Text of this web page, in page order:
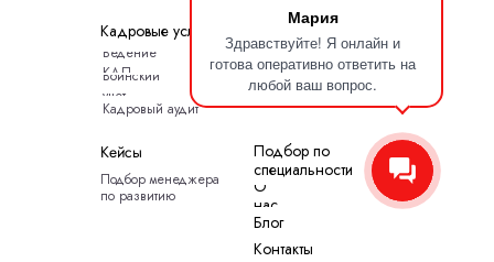
Мария
Здравствуйте! Я онлайн и
готова оперативно ответить на
любой ваш вопрос.
Услуги соискателям
Кейсы
Кадровые услуги
Воинский
учет
Кадровый аудит
Ведение
КДП
Соискателям
Подбор менеджера
по развитию
Блог
Контакты
О
нас
Подбор по
специальности